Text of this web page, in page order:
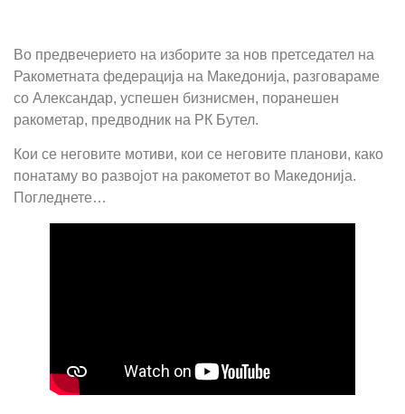
Во предвечерието на изборите за нов претседател на
Ракометната федерација на Македонија, разговараме
со Александар, успешен бизнисмен, поранешен
ракометар, предводник на РК Бутел.
Кои се неговите мотиви, кои се неговите планови, како
понатаму во развојот на ракометот во Македонија.
Погледнете…